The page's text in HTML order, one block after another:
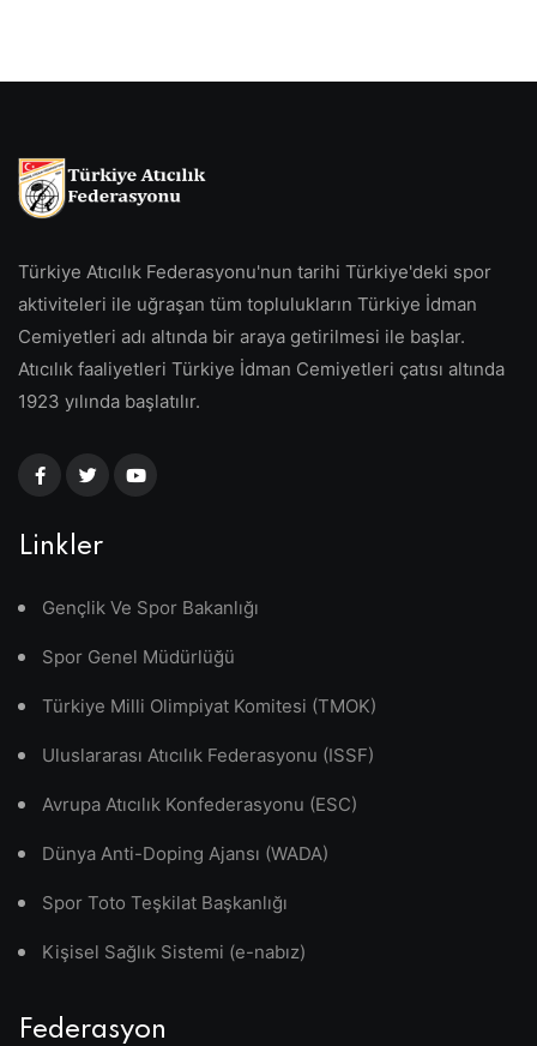
Türkiye Atıcılık Federasyonu'nun tarihi Türkiye'deki spor
aktiviteleri ile uğraşan tüm toplulukların Türkiye İdman
Cemiyetleri adı altında bir araya getirilmesi ile başlar.
Atıcılık faaliyetleri Türkiye İdman Cemiyetleri çatısı altında
1923 yılında başlatılır.
Linkler
Gençlik Ve Spor Bakanlığı
Spor Genel Müdürlüğü
Türkiye Milli Olimpiyat Komitesi (TMOK)
Uluslararası Atıcılık Federasyonu (ISSF)
Avrupa Atıcılık Konfederasyonu (ESC)
Dünya Anti-Doping Ajansı (WADA)
Spor Toto Teşkilat Başkanlığı
Kişisel Sağlık Sistemi (e-nabız)
Federasyon